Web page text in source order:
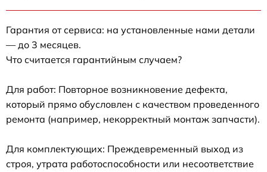
Гарантия от сервиса: на установленные нами детали
— до 3 месяцев.
Что считается гарантийным случаем?
Для работ: Повторное возникновение дефекта,
который прямо обусловлен с качеством проведенного
ремонта (например, некорректный монтаж запчасти).
Для комплектующих: Преждевременный выход из
строя, утрата работоспособности или несоответствие